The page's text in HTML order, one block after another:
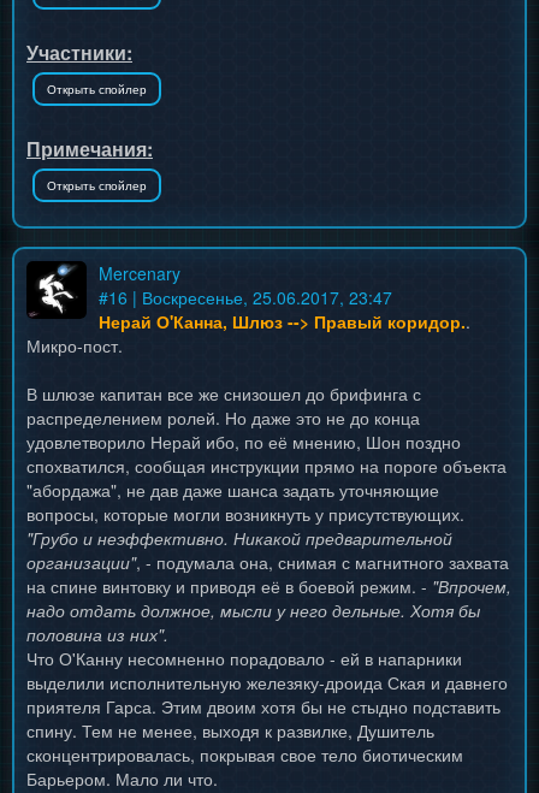
Участники:
Примечания:
Mercenary
#16 | Воскресенье, 25.06.2017, 23:47
Нерай О'Канна, Шлюз --> Правый коридор..
Микро-пост.
В шлюзе капитан все же снизошел до брифинга с
распределением ролей. Но даже это не до конца
удовлетворило Нерай ибо, по её мнению, Шон поздно
спохватился, сообщая инструкции прямо на пороге объекта
"абордажа", не дав даже шанса задать уточняющие
вопросы, которые могли возникнуть у присутствующих.
"Грубо и неэффективно. Никакой предварительной
организации", - подумала она, снимая с магнитного захвата
на спине винтовку и приводя её в боевой режим. - "Впрочем,
надо отдать должное, мысли у него дельные. Хотя бы
половина из них".
Что О'Канну несомненно порадовало - ей в напарники
выделили исполнительную железяку-дроида Ская и давнего
приятеля Гарса. Этим двоим хотя бы не стыдно подставить
спину. Тем не менее, выходя к развилке, Душитель
сконцентрировалась, покрывая свое тело биотическим
Барьером. Мало ли что.